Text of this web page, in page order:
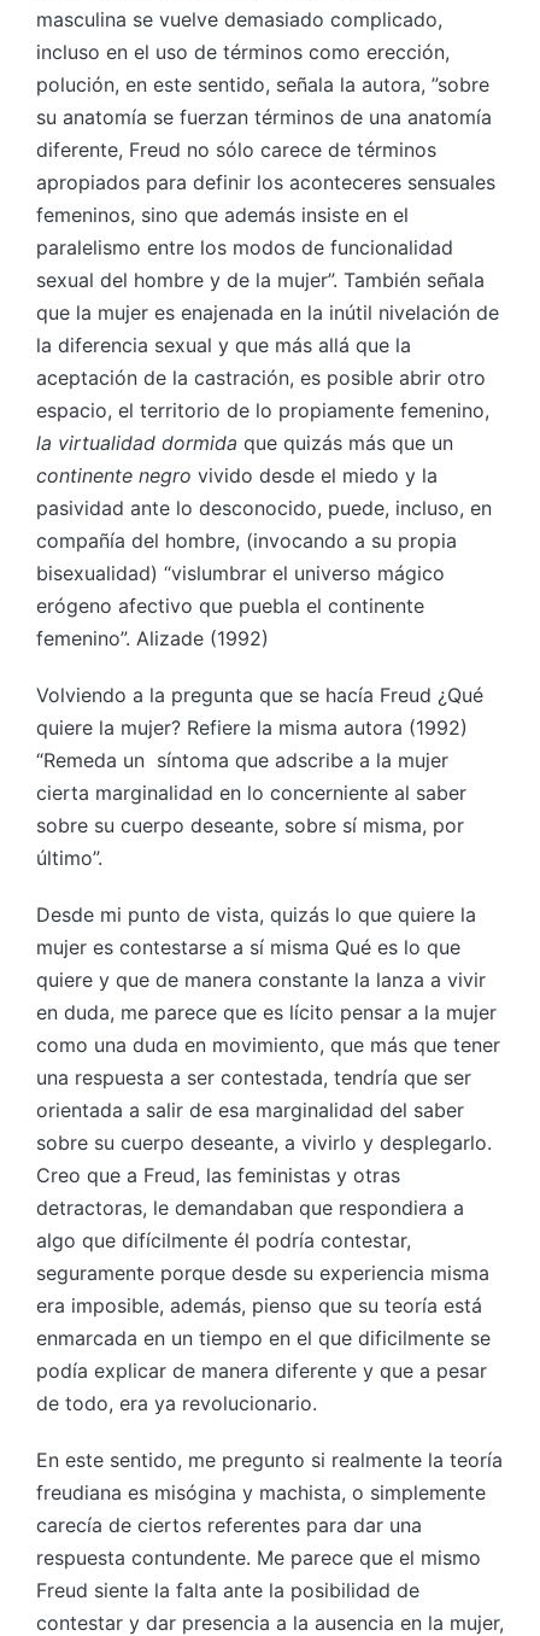
masculina se vuelve demasiado complicado,
incluso en el uso de términos como erección,
polución, en este sentido, señala la autora, ”sobre
su anatomía se fuerzan términos de una anatomía
diferente, Freud no sólo carece de términos
apropiados para definir los aconteceres sensuales
femeninos, sino que además insiste en el
paralelismo entre los modos de funcionalidad
sexual del hombre y de la mujer”. También señala
que la mujer es enajenada en la inútil nivelación de
la diferencia sexual y que más allá que la
aceptación de la castración, es posible abrir otro
espacio, el territorio de lo propiamente femenino,
la virtualidad dormida que quizás más que un
continente negro vivido desde el miedo y la
pasividad ante lo desconocido, puede, incluso, en
compañía del hombre, (invocando a su propia
bisexualidad) “vislumbrar el universo mágico
erógeno afectivo que puebla el continente
femenino”. Alizade (1992)
Volviendo a la pregunta que se hacía Freud ¿Qué
quiere la mujer? Refiere la misma autora (1992)
“Remeda un síntoma que adscribe a la mujer
cierta marginalidad en lo concerniente al saber
sobre su cuerpo deseante, sobre sí misma, por
último”.
Desde mi punto de vista, quizás lo que quiere la
mujer es contestarse a sí misma Qué es lo que
quiere y que de manera constante la lanza a vivir
en duda, me parece que es lícito pensar a la mujer
como una duda en movimiento, que más que tener
una respuesta a ser contestada, tendría que ser
orientada a salir de esa marginalidad del saber
sobre su cuerpo deseante, a vivirlo y desplegarlo.
Creo que a Freud, las feministas y otras
detractoras, le demandaban que respondiera a
algo que difícilmente él podría contestar,
seguramente porque desde su experiencia misma
era imposible, además, pienso que su teoría está
enmarcada en un tiempo en el que dificilmente se
podía explicar de manera diferente y que a pesar
de todo, era ya revolucionario.
En este sentido, me pregunto si realmente la teoría
freudiana es misógina y machista, o simplemente
carecía de ciertos referentes para dar una
respuesta contundente. Me parece que el mismo
Freud siente la falta ante la posibilidad de
contestar y dar presencia a la ausencia en la mujer,